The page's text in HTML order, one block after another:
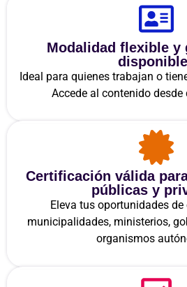
Modalidad flexible y
Ideal para quienes trabajan o
Accede al contenido desde
Certificación válida
públicas y
Eleva tus oportunidades
municipalidades, ministerios,
organismos